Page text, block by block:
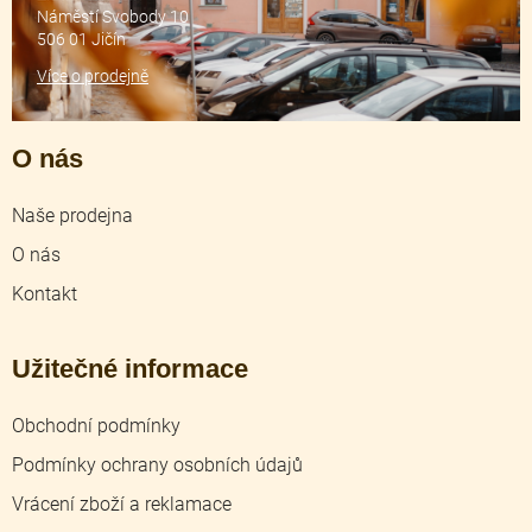
O nás
Naše prodejna
O nás
Kontakt
Užitečné informace
Obchodní podmínky
Podmínky ochrany osobních údajů
Vrácení zboží a reklamace
Náměstí Svobody 10
506 01 Jičín
Více o prodejně